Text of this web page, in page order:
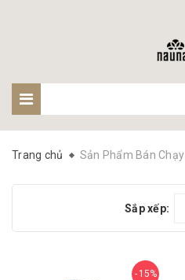
Trang chủ Sản Phẩm Bán Chạy
Sắp xếp:
15%